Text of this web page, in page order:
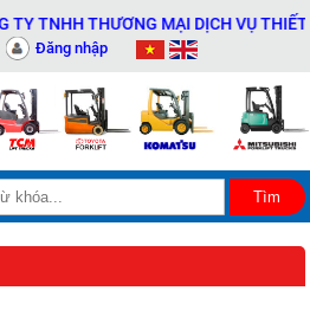
TNHH THƯƠNG MẠI DỊCH VỤ THIẾT
Đăng nhập